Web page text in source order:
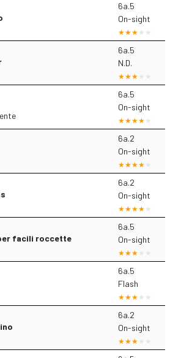
6a.5
On-sight
6a.5
N.D.
6a.5
On-sight
6a.2
On-sight
6a.2
On-sight
facili roccette
6a.5
On-sight
6a.5
Flash
6a.2
On-sight